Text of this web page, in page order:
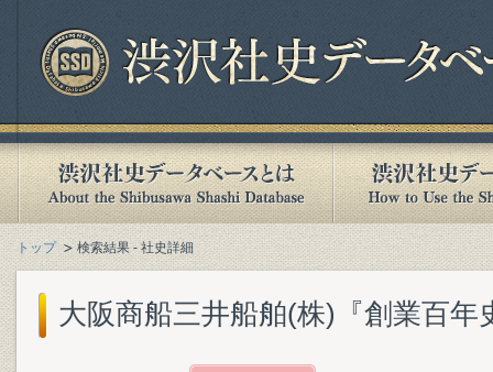
トップ 検索結果 - 社史詳細
大阪商船三井船舶(株)『創業百年